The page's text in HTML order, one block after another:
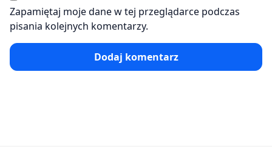
Zapamiętaj moje dane w tej przeglądarce podczas
pisania kolejnych komentarzy.
Dodaj komentarz